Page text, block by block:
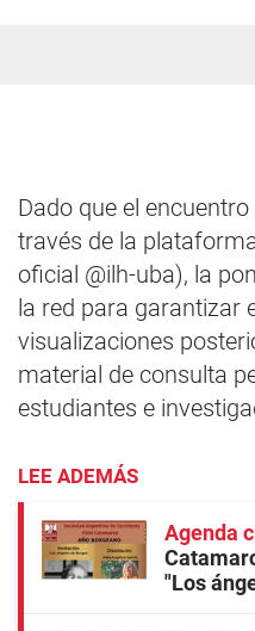
Dado que el
través de la
oficial @ilh-uba), la
la red para garantizar
visualizaciones
material de consulta
estudiantes e
LEE ADEMÁS
Agenda
"Los